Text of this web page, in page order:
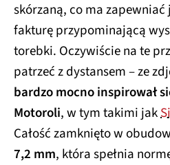
skórzaną, co ma
fakturę przypominającą
torebki. Oczywiście na te
patrzeć z dystansem – ze
bardzo mocno inspirował
Motoroli, w tym takimi jak
Całość zamknięto w
7,2 mm, która spełnia